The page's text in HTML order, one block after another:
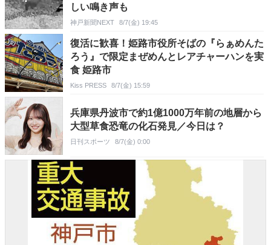
しい鳴き声も
神戸新聞NEXT 8/7(金) 19:45
復活に歓喜！姫路市役所そばの『らぁめんた
ろう』で限定まぜめんとレアチャーハンを実
食 姫路市
Kiss PRESS 8/7(金) 15:59
兵庫県丹波市で約1億1000万年前の地層から
大型草食恐竜の化石発見／今日は？
日刊スポーツ 8/7(金) 0:00